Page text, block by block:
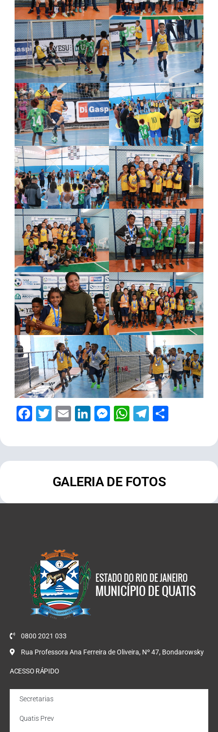
Facebook
Twitter
EmailLinkedIn
Messenger
WhatsApp
Telegram
GALERIA DE FOTOS
0800 2021 033
Rua Professora Ana Ferreira de Oliveira, Nº 47, Bondarowsky
ACESSO RÁPIDO
Secretarias
Quatis Prev